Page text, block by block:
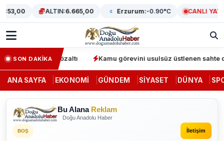
ALTIN:6.665,00 Erzurum:-0.90°C CANLI YAYIN
SON DAKİKA
64 gözaltı Kamu görevini usulsüz üstlenen sahte
ANA SAYFA EKONOMI GÜNDEM SIYASET DÜNYA
Bu Alana Reklam
Doğu Anadolu Haber
BOŞ İletişim